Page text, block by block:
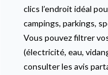
clics l’endroit idéal
campings, parkings,
Vous pouvez filtrer
(électricité, eau,
consulter les avis